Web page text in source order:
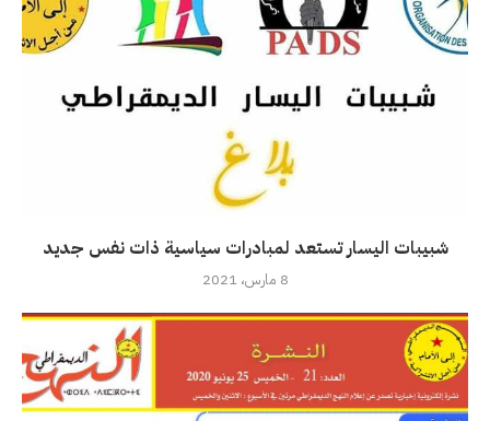
شبيبات اليسار تستعد لمبادرات سياسية ذات نفس جديد
8 مارس، 2021